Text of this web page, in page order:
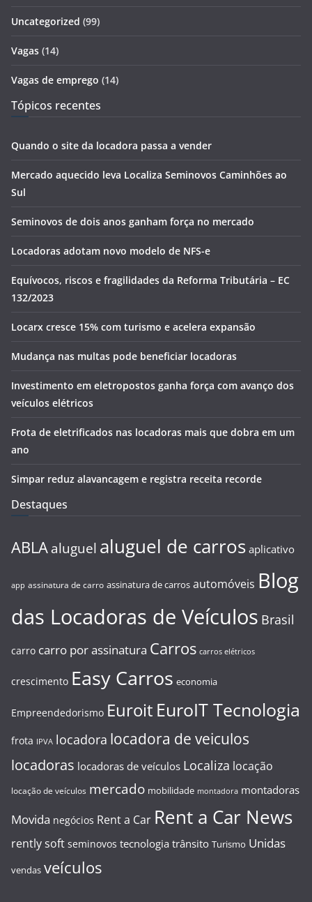
Uncategorized (99)
Vagas (14)
Vagas de emprego (14)
Tópicos recentes
Quando o site da locadora passa a vender
Mercado aquecido leva Localiza Seminovos Caminhões ao
Sul
Seminovos de dois anos ganham força no mercado
Locadoras adotam novo modelo de NFS-e
Equívocos, riscos e fragilidades da Reforma Tributária – EC
132/2023
Locarx cresce 15% com turismo e acelera expansão
Mudança nas multas pode beneficiar locadoras
Investimento em eletropostos ganha força com avanço dos
veículos elétricos
Frota de eletrificados nas locadoras mais que dobra em um
ano
Simpar reduz alavancagem e registra receita recorde
Destaques
ABLA aluguel aluguel de carros aplicativo
app assinatura de carro assinatura de carros automóveis Blog
das Locadoras de Veículos Brasil
carro carro por assinatura Carros carros elétricos
crescimento Easy Carros economia
Empreendedorismo Euroit EuroIT Tecnologia
frota IPVA locadora locadora de veiculos
locadoras locadoras de veículos Localiza locação
locação de veículos mercado mobilidade montadora montadoras
Movida negócios Rent a Car Rent a Car News
rently soft seminovos tecnologia trânsito Turismo Unidas
vendas veículos